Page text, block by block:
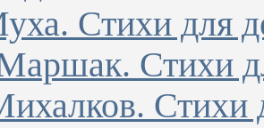
Стихи для
Стихи
Стихи